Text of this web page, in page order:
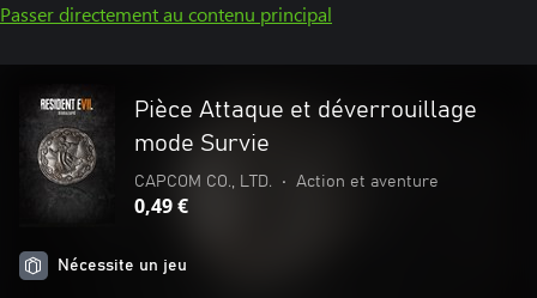
Passer directement au contenu principal
Pièce Attaque et déverrouillage
mode Survie
CAPCOM CO., LTD. • Action et aventure
0,49 €
Nécessite un jeu